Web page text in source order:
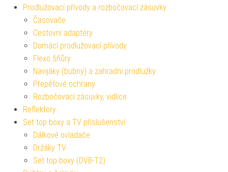
Prodlužovací přívody a rozbočovací zásuvky
Časovače
Cestovní adaptéry
Domácí prodlužovací přívody
Flexo šňůry
Navijáky (bubny) a zahradní prodlužky
Přepěťové ochrany
Rozbočovací zásuvky, vidlice
Reflektory
Set top boxy a TV příslušenství
Dálkové ovladače
Držáky TV
Set top boxy (DVB-T2)